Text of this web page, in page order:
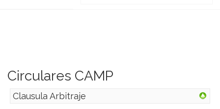
Circulares CAMP
Clausula Arbitraje